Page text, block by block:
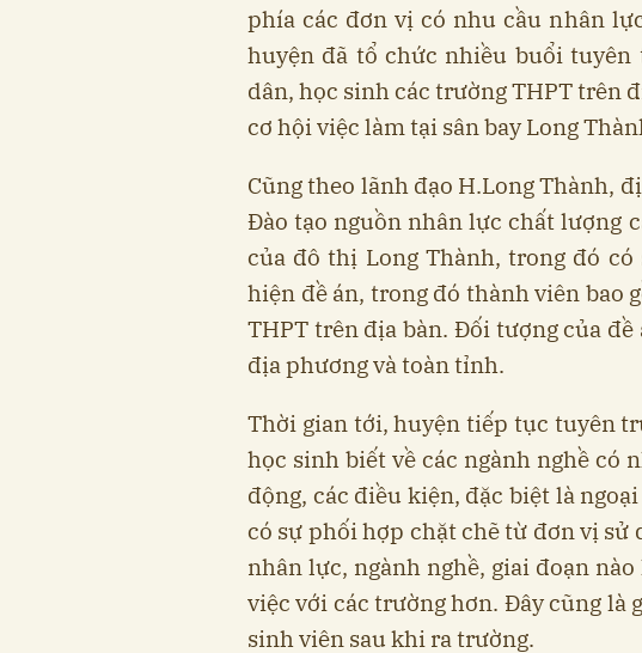
phía các đơn vị có nhu cầu nhân
huyện đã tổ chức nhiều buổi
dân, học sinh các trường THPT trên
cơ hội việc làm tại sân bay Long
Cũng theo lãnh đạo H.Long Thành,
Đào tạo nguồn nhân lực chất lượng
của đô thị Long Thành, trong đó
hiện đề án, trong đó thành viên bao
THPT trên địa bàn. Đối tượng của
địa phương và toàn tỉnh.
Thời gian tới, huyện tiếp tục tuyên
học sinh biết về các ngành nghề có
động, các điều kiện, đặc biệt là
có sự phối hợp chặt chẽ từ đơn vị sử
nhân lực, ngành nghề, giai đoạn
việc với các trường hơn. Đây cũng là
sinh viên sau khi ra trường.